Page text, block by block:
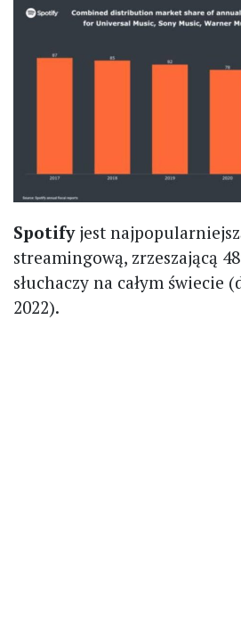
Spotify jest
streamingową, zrzeszającą
słuchaczy na całym świecie
2022).